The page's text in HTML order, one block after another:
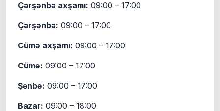
Çərşənbə axşamı: 09:00 – 17:00
Çərşənbə: 09:00 – 17:00
Cümə axşamı: 09:00 – 17:00
Cümə: 09:00 – 17:00
Şənbə: 09:00 – 17:00
Bazar: 09:00 – 18:00